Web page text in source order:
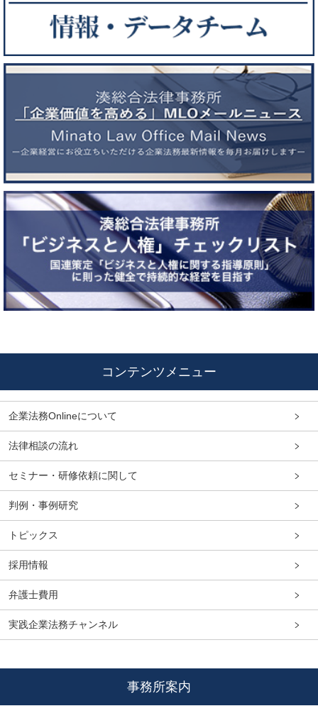
コンテンツメニュー
企業法務Onlineについて
法律相談の流れ
セミナー・研修依頼に関して
判例・事例研究
トピックス
採用情報
弁護士費用
実践企業法務チャンネル
事務所案内